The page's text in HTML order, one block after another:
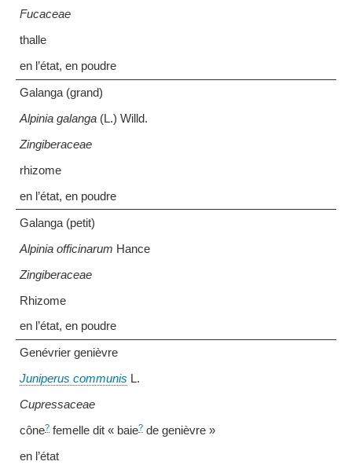
Fucaceae
thalle
en l’état, en poudre
Galanga (grand)
Alpinia galanga (L.) Willd.
Zingiberaceae
rhizome
en l’état, en poudre
Galanga (petit)
Alpinia officinarum Hance
Zingiberaceae
Rhizome
en l’état, en poudre
Genévrier genièvre
Juniperus communis L.
Cupressaceae
cône? femelle dit « baie? de genièvre »
en l’état